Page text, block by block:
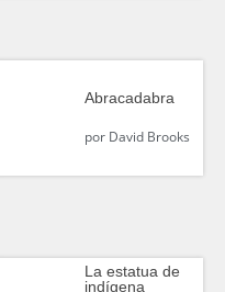
Abracadabra
porDavid Brooks
La estatua de
indígena